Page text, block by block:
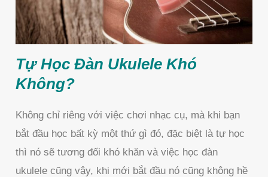
Tự Học Đàn Ukulele Khó
Không?
Không chỉ riêng với việc chơi nhạc cụ, mà khi bạn
bắt đầu học bất kỳ một thứ gì đó, đặc biệt là tự học
thì nó sẽ tương đối khó khăn và việc học đàn
ukulele cũng vậy, khi mới bắt đầu nó cũng không hề